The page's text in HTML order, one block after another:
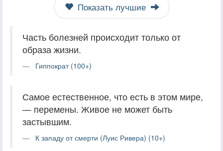
Показать лучшие
Часть болезней происходит только от
образа жизни.
Гиппократ (100+)
Самое естественное, что есть в этом мире,
— перемены. Живое не может быть
застывшим.
К западу от смерти (Луис Ривера) (10+)